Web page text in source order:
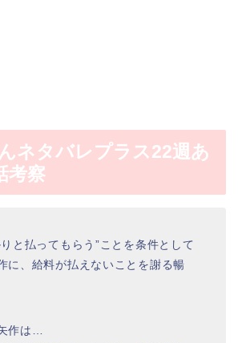
ネタバレプラス22週あ
考察
と払ってもらう”ことを条件として
に、給料が払えないことを謝る暢
作は…